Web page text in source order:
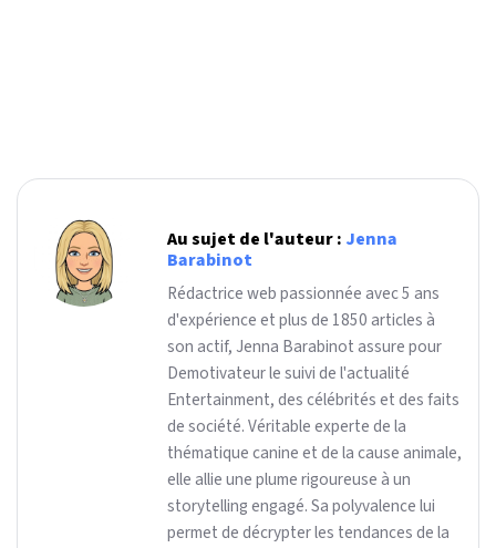
Au sujet de l'auteur : Jenna
Barabinot
Rédactrice web passionnée avec 5 ans
d'expérience et plus de 1850 articles à
son actif, Jenna Barabinot assure pour
Demotivateur le suivi de l'actualité
Entertainment, des célébrités et des faits
de société. Véritable experte de la
thématique canine et de la cause animale,
elle allie une plume rigoureuse à un
storytelling engagé. Sa polyvalence lui
permet de décrypter les tendances de la